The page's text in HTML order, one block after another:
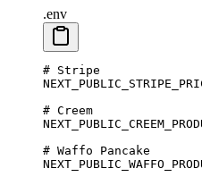
.env
# Stripe
# Creem
# Waffo Pancake